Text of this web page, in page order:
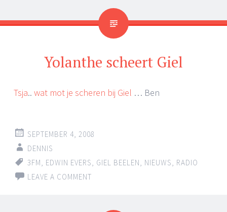
Yolanthe scheert Giel
Tsja.. wat mot je scheren bij Giel … Ben
SEPTEMBER 4, 2008
DENNIS
3FM
EDWIN EVERS GIEL BEELEN NIEUWS
RADIO
LEAVE A COMMENT